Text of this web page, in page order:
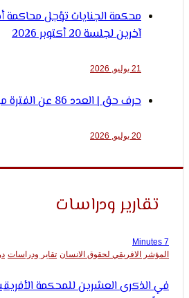
آخرين لجلسة 20 أكتوبر 2026
حرف حق | العدد 86 عن الفترة من 1 الي 15 يوليو 2026
ودراسات
الافريقي لحقوق الانسان تقاير ودراسات دراسات
العشرين للمحكمة الأفريقية..